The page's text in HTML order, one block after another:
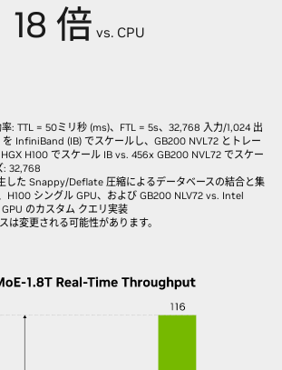
18 倍 vs. CPU
: TTL = 50ミリ秒 (ms)、FTL = 5s、32,768 入力/1,024 出
InfiniBand (IB) でスケールし、GB200 NVL72 とトレー
H100 でスケール IB vs. 456x GB200 NVL72 でスケー
: 32,768
した Snappy/Deflate 圧縮によるデータベースの結合と集
H100 シングル GPU、および GB200 NLV72 vs. Intel
のカスタム クエリ実装
は変更される可能性があります。